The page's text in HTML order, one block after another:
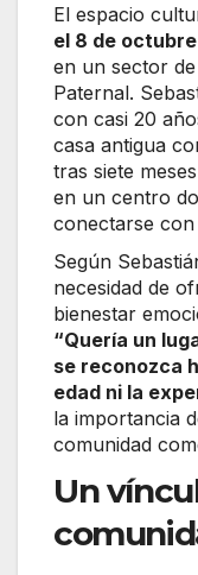
El espacio
el 8 de
en un sector
Paternal.
con casi 20
casa antigua
tras siete
en un centro
conectarse
Según
necesidad de
bienestar
“Quería un
se reconozca
edad ni la
la importancia
comunidad
Un